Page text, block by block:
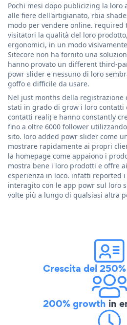
Pochi mesi dopo publicizing la loro
alle fiere dell'artigianato, rbia
modo per vendere online.
visitatori la qualità del loro
ergonomici, in un modo
Sitecore non ha fornito una
hanno provato un different third-
powr slider e nessuno di loro
goffo e difficile da usare.
Nel just months della registrazione
stati in grado di grow i loro contatti
contatti reali) e hanno constantly
fino a oltre 6000 follower
sito. loro added powr slider come
mostrare rapidamente ai propri
la homepage come appaiono i
mostra bene i loro prodotti e offre
esperienza in loco. infatti reported
interagito con le app powr sul loro
volte più a lungo di qualsiasi altra
Crescita del 250%
200% growth in